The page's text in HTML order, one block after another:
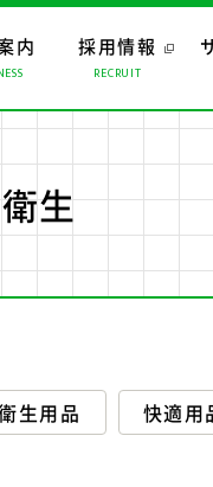
CMギャラリー
経営理念 会社
内
ロジスティクス
採用情報
RECRUIT
生
生用品 快適用